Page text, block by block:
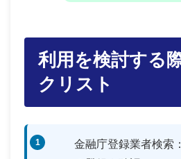
利用を検討する
クリスト
金融庁登録業者検索